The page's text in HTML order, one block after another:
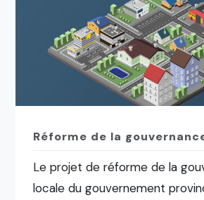
Réforme de la
Le projet de réforme de la
locale du gouvernement